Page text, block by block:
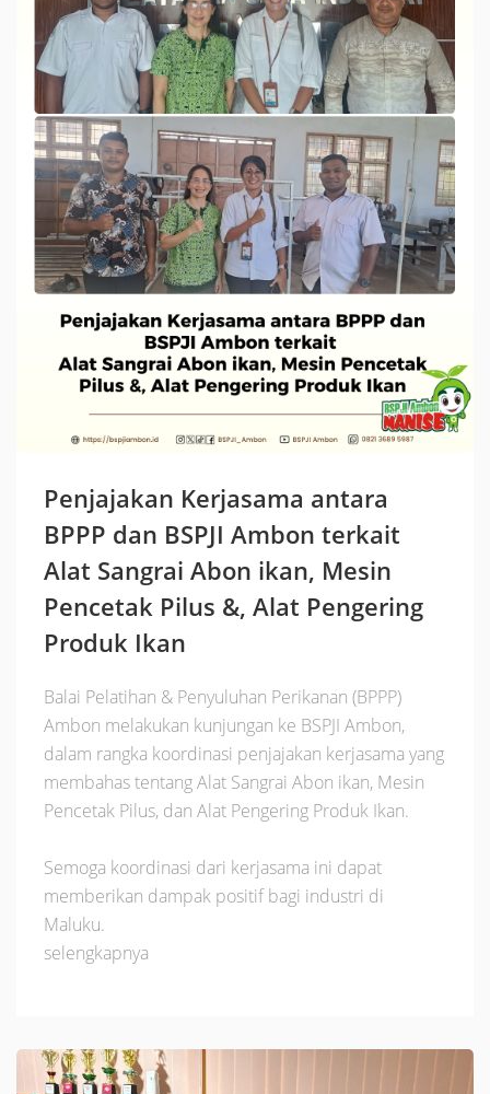
Penjajakan Kerjasama antara
BPPP dan BSPJI Ambon terkait
Alat Sangrai Abon ikan, Mesin
Pencetak Pilus &, Alat Pengering
Produk Ikan
Balai Pelatihan & Penyuluhan Perikanan (BPPP)
Ambon melakukan kunjungan ke BSPJI Ambon,
dalam rangka koordinasi penjajakan kerjasama yang
membahas tentang Alat Sangrai Abon ikan, Mesin
Pencetak Pilus, dan Alat Pengering Produk Ikan.
Semoga koordinasi dari kerjasama ini dapat
memberikan dampak positif bagi industri di
Maluku.
selengkapnya